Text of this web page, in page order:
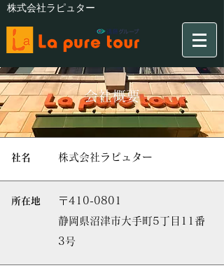
株式会社ラピュター
会社概要
社名 株式会社ラピュター
所在地
〒410-0801
静岡県沼津市大手町5丁目11番
3号